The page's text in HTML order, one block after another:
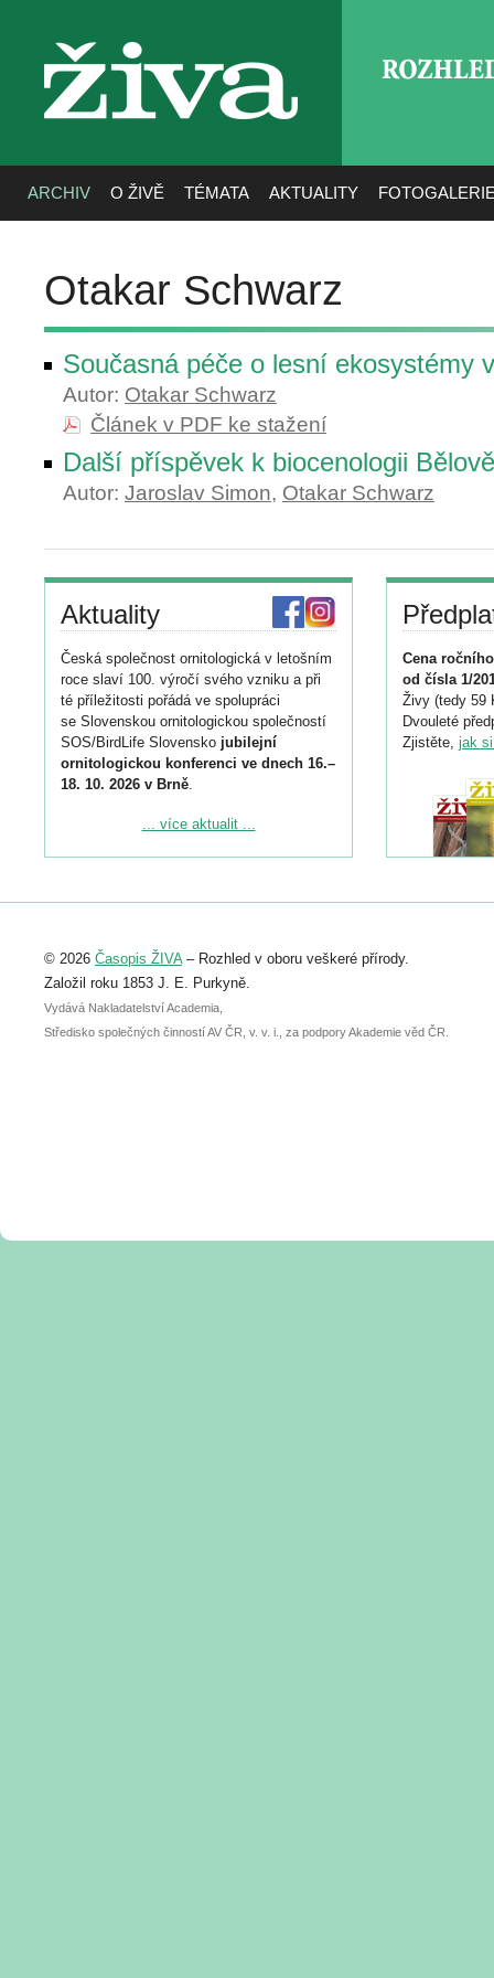
živa
ARCHIV O ŽIVĚ TÉMATA AKTUALITY
Otakar Schwarz
Současná péče o lesní ekosystémy
Autor: Otakar Schwarz
Článek v PDF ke stažení
Další příspěvek k biocenologii
Autor: Jaroslav Simon, Otakar Schwarz
Aktuality
Česká společnost ornitologická v letošním
roce slaví 100. výročí svého vzniku a při
té příležitosti pořádá ve spolupráci
se Slovenskou ornitologickou společností
SOS/BirdLife Slovensko jubilejní
ornitologickou konferenci ve dnech 16.–
18. 10. 2026 v Brně.
Podrobnější informace ke konferenci
Registrovat se můžete do 6. září.
abstraktu přihlášené přednášky nebo
posteru je už 30. června.
... více aktualit ...
Cena
od čísla 1/
Živy (tedy 59
Dvouleté
Zjistěte, jak
© 2026 Časopis ŽIVA– Rozhled v oboru veškeré přírody.
Založil roku 1853 J. E. Purkyně.
Vydává Nakladatelství Academia,
Středisko společných činností AV ČR, v. v. i., za podpory Akademie věd ČR.